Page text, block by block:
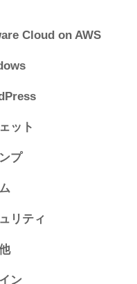
Cloud on AWS
ット
プ
リティ
ン